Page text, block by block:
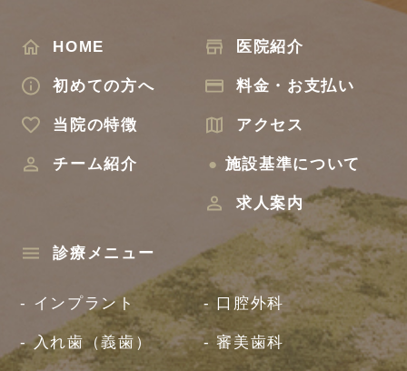
HOME
初めての方へ
当院の特徴
チーム紹介
医院紹介
料金・お支払い
アクセス
● 施設基準について
求人案内
診療メニュー
- インプラント
- 入れ歯（義歯）
- 口腔外科
- 審美歯科